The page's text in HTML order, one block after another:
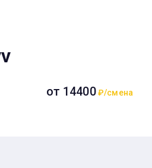
от 14400₽/смена